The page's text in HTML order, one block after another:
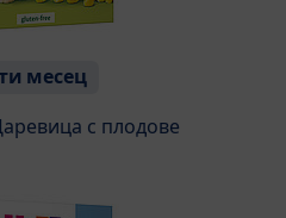
месец
с плодове